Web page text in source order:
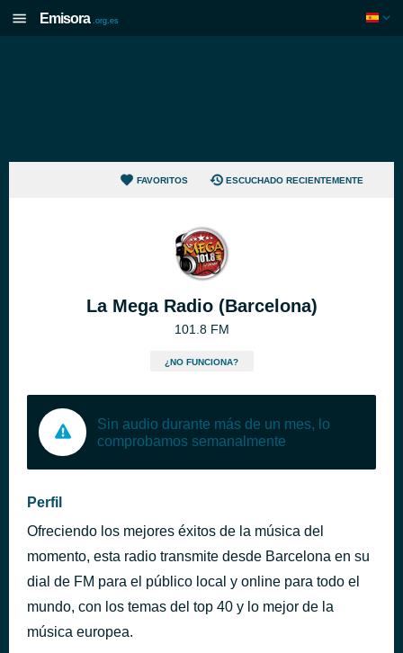
Emisora .org.es
FAVORITOS ESCUCHADO RECIENTEMENTE
La Mega Radio (Barcelona)
101.8 FM
¿NO FUNCIONA?
Sin audio durante más de un mes, lo
comprobamos semanalmente
Perfil
Ofreciendo los mejores éxitos de la música del
momento, esta radio transmite desde Barcelona en su
dial de FM para el público local y online para todo el
mundo, con los temas del top 40 y lo mejor de la
música europea.